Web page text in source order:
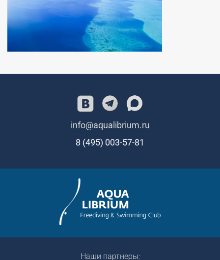
info@aqualibrium.ru
8 (495) 003-57-81
Наши партнеры: